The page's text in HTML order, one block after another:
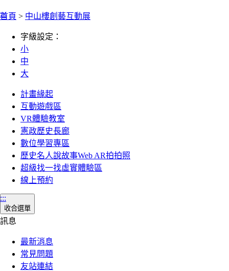
:::
首頁 > 中山樓創藝互動展
字級設定：
小
中
大
計畫緣起
互動遊戲區
VR體驗教室
憲政歷史長廊
數位學習專區
歷史名人說故事Web AR拍拍照
超級找一找虛實體驗區
線上預約
:::
收合選單
訊息
最新消息
常見問題
友站連結